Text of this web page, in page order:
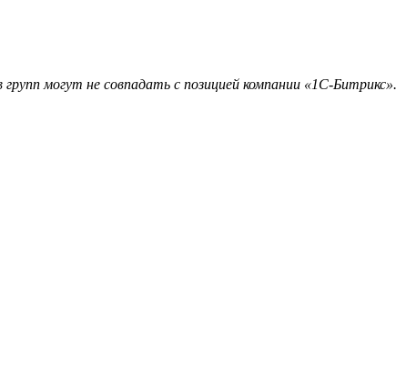
могут не совпадать с позицией компании «1С-Битрикс».